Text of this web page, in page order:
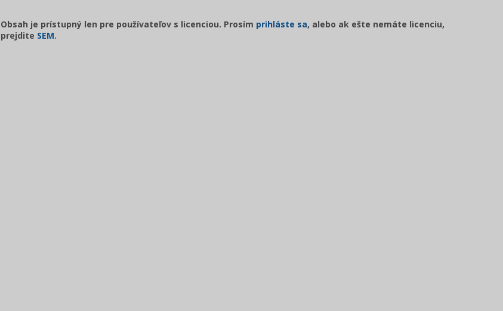
Obsah je prístupný len pre používateľov s licenciou. Prosím prihláste sa, alebo ak ešte nemáte licenciu,
prejdite SEM.